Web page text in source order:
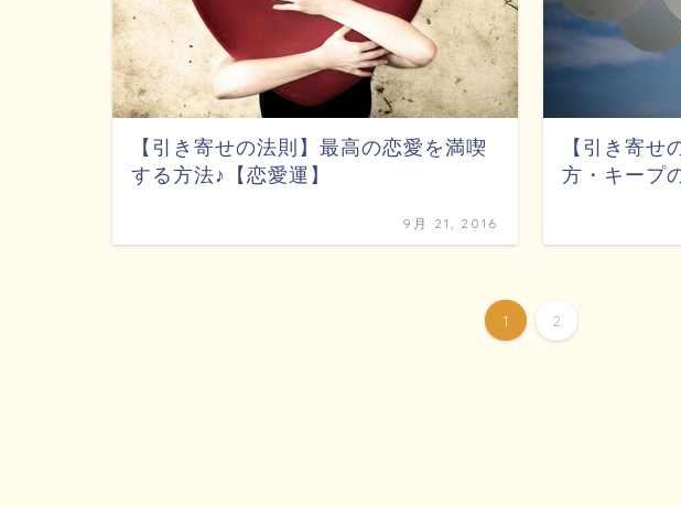
【引き寄せの法則】最高の恋愛を満喫
する方法♪【恋愛運】
9月 21, 2016
【引き寄せ
方・キープ
1 2